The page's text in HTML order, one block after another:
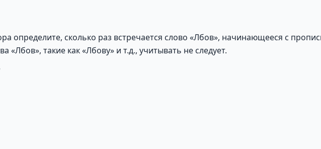
определите, сколько раз встречается слово «Лбов», начинающееся с
«Лбов», такие как «Лбову» и т.д., учитывать не следует.